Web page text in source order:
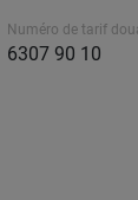
Numéro de tarif
6307 90 10